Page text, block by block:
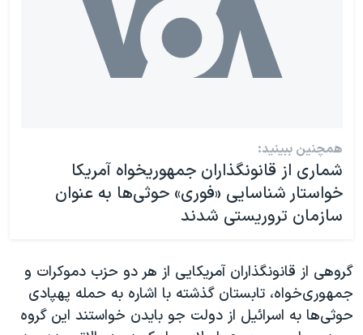
همچنین ببینید:
شماری از قانونگذاران جمهوریخواه آمریکا
خواستار شناسایی «فوری» حوثی‌ها به عنوان
سازمان تروریستی شدند
گروهی از قانونگذاران آمریکایی از هر دو حزب دموکرات و
جمهوری‌خواه، تابستان گذشته با اشاره به حمله پهپادی
حوثی‌ها به اسرائیل از دولت جو بایدن خواستند این گروه